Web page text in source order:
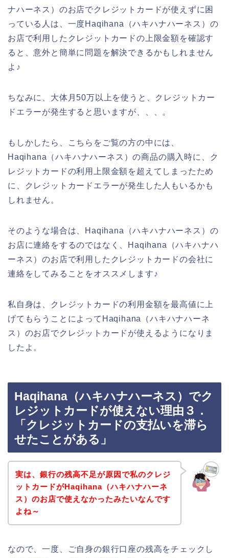
ナハーネス）のお店でクレジットカードが使えずに困
っている人は、一度Haqihana（ハキハナハーネス）の
お店で利用したクレジットカードの上限金額を確認す
ると、意外と簡単に問題を解決できるかもしれません
よ♪
ちなみに、大体月50万以上を使うと、クレジットカー
ドエラーが発生すると思いますが、、、。
もしかしたら、こちらをご覧の方の中には、
Haqihana（ハキハナハーネス）の商品の購入時に、ク
レジットカードの利用上限金額を超えてしまったため
に、クレジットカードエラーが発生した人もいるかも
しれません。
そのような場合は、Haqihana（ハキハナハーネス）の
お店に連絡をするのではなく、Haqihana（ハキハナハ
ーネス）のお店で利用したクレジットカードの会社に
連絡をしてみることをオススメします♪
私自身は、クレジットカードの利用金額を最高値に上
げてもらうことによってHaqihana（ハキハナハーネ
ス）のお店でクレジットカードが使えるようになりま
したよ。
Haqihana（ハキハナハーネス）でク
レジットカードが使えない理由３．
「クレジットカードの支払いを滞ら
せたことがある」
実は、銀行の残高不足が原因で私のクレジ
ットカードがHaqihana（ハキハナハーネ
ス）のお店で使えなかったみたいなんです
よね～
なので、一度、ご自身の銀行口座の残高をチェックし